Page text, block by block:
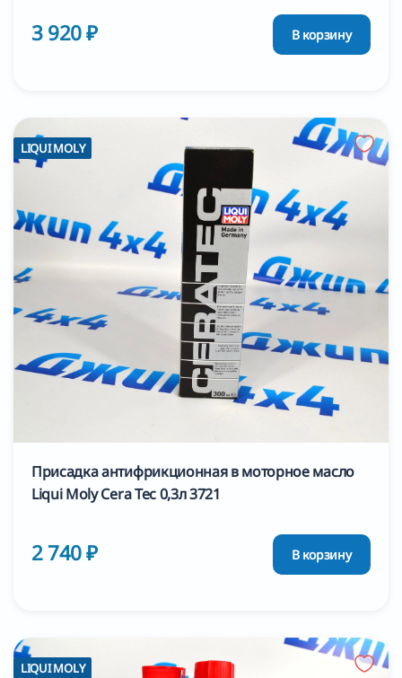
3 920 ₽ В корзину
LIQUI MOLY
Присадка антифрикционная в моторное масло
Liqui Moly Cera Tec 0,3л 3721
2 740 ₽ В корзину
LIQUI MOLY